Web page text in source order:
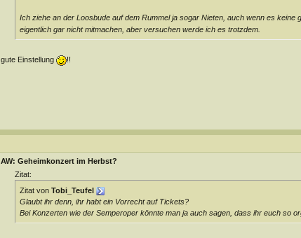
Ich ziehe an der Loosbude auf dem Rummel ja sogar Nieten, auch wenn es keine
eigentlich gar nicht mitmachen, aber versuchen werde ich es trotzdem.
gute Einstellung !!
AW: Geheimkonzert im Herbst?
Zitat:
Zitat von Tobi_Teufel
Glaubt ihr denn, ihr habt ein Vorrecht auf Tickets?
Bei Konzerten wie der Semperoper könnte man ja auch sagen, dass ihr euch so